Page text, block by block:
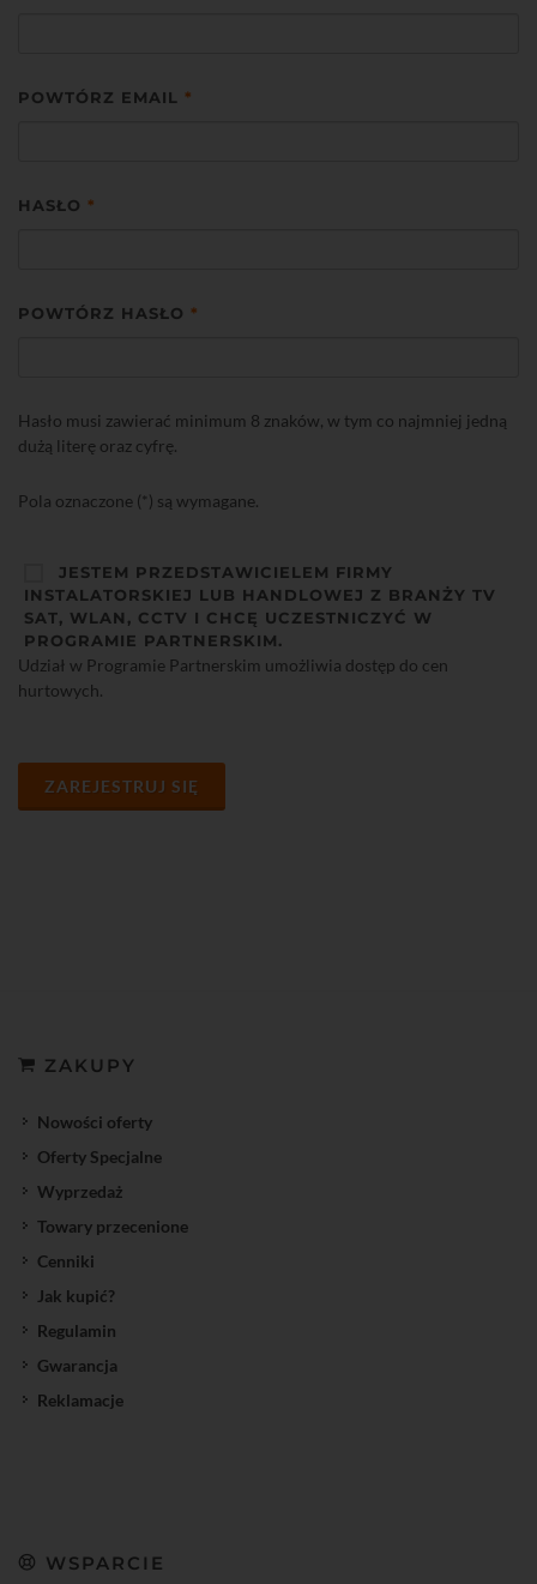
POWTÓRZ EMAIL *
HASŁO *
POWTÓRZ HASŁO *
Hasło musi zawierać minimum 8 znaków, w tym co najmniej jedną
dużą literę oraz cyfrę.
Pola oznaczone (*) są wymagane.
JESTEM PRZEDSTAWICIELEM FIRMY
INSTALATORSKIEJ LUB HANDLOWEJ Z BRANŻY TV
SAT, WLAN, CCTV I CHCĘ UCZESTNICZYĆ W
PROGRAMIE PARTNERSKIM.
Udział w Programie Partnerskim umożliwia dostęp do cen
hurtowych.
ZAREJESTRUJ SIĘ
ZAKUPY
Nowości oferty
Oferty Specjalne
Wyprzedaż
Towary przecenione
Cenniki
Jak kupić?
Regulamin
Gwarancja
Reklamacje
WSPARCIE